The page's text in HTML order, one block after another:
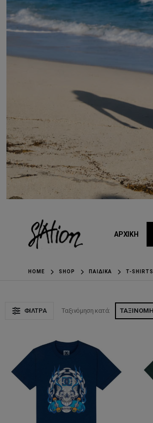
ΑΡΧΙΚΗ
HOME SHOP ΠΑΙΔΙΚΆ T-SHIRTS
ΦΊΛΤΡΑ Ταξινόμηση κατά: